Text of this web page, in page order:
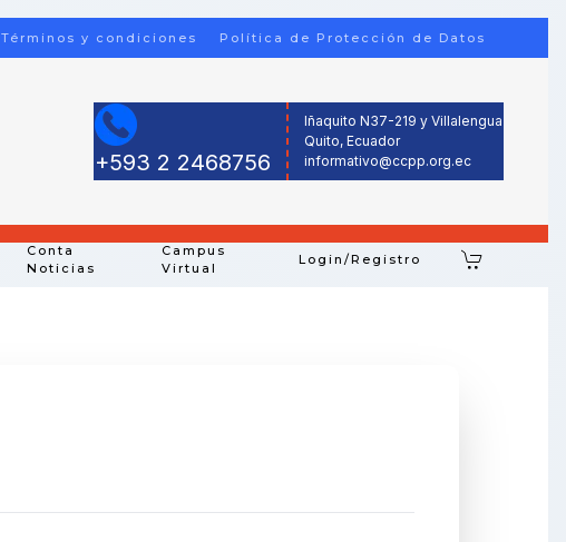
Términos y condiciones Política de Protección de Datos
+593 2 2468756
Iñaquito N37-219 y Villalengua
Quito, Ecuador
informativo@ccpp.org.ec
Conta
Noticias
Campus
Virtual
Login/Registro